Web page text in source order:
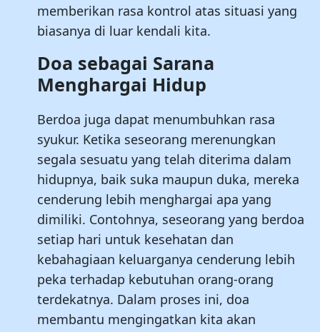
memberikan rasa kontrol atas situasi yang
biasanya di luar kendali kita.
Doa sebagai Sarana
Menghargai Hidup
Berdoa juga dapat menumbuhkan rasa
syukur. Ketika seseorang merenungkan
segala sesuatu yang telah diterima dalam
hidupnya, baik suka maupun duka, mereka
cenderung lebih menghargai apa yang
dimiliki. Contohnya, seseorang yang berdoa
setiap hari untuk kesehatan dan
kebahagiaan keluarganya cenderung lebih
peka terhadap kebutuhan orang-orang
terdekatnya. Dalam proses ini, doa
membantu mengingatkan kita akan